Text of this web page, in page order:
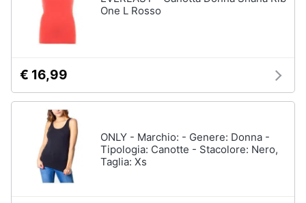
One L Rosso
€ 16,99
ONLY - Marchio: - Genere: Donna -
Tipologia: Canotte - Stacolore: Nero,
Taglia: Xs